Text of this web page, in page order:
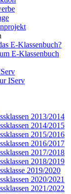
E-Klassenbuch?
E-Klassenbuch
IServ
2013/2014
2014/2015
2015/2016
2016/2017
2017/2018
2018/2019
2019/2020
2020/2021
2021/2022